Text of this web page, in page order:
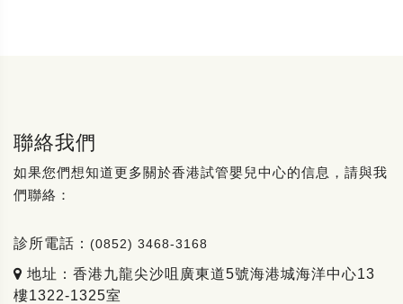
聯絡我們
如果您們想知道更多關於香港試管嬰兒中心的信息，請與我
們聯絡：
診所電話： (0852) 3468-3168
地址：香港九龍尖沙咀廣東道5號海港城海洋中心13
樓1322-1325室